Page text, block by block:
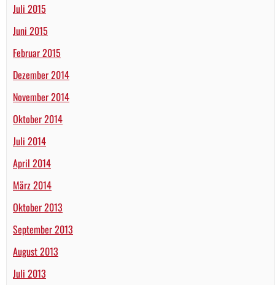
Juli 2015
Juni 2015
Februar 2015
Dezember 2014
November 2014
Oktober 2014
Juli 2014
April 2014
März 2014
Oktober 2013
September 2013
August 2013
Juli 2013